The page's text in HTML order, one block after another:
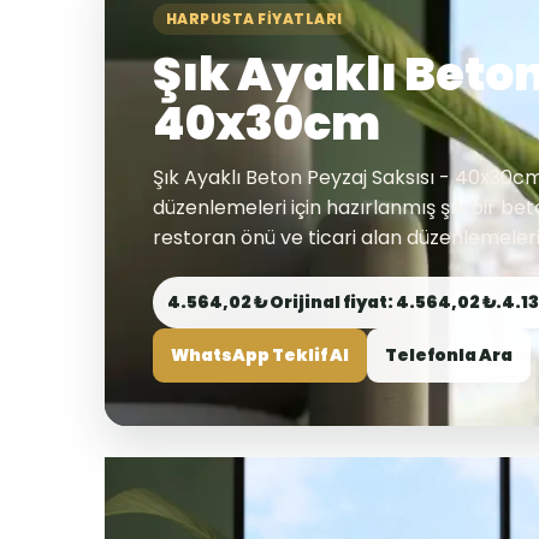
HARPUSTA FIYATLARI
Şık Ayaklı
40x30cm
Şık Ayaklı Beton Peyzaj Saksısı -
düzenlemeleri için hazırlanmış şık bir
restoran önü ve ticari alan
4.564,02 ₺ Orijinal fiyat: 4.564,02
WhatsApp Teklif Al Telefonla Ara